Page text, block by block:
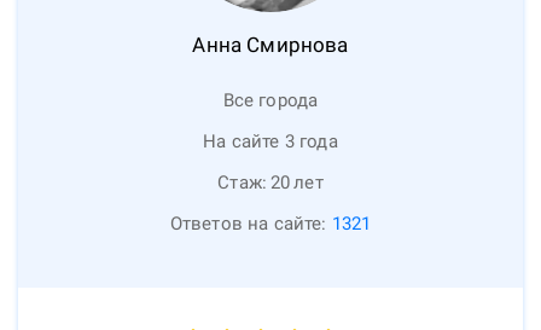
Анна Смирнова
Все города
На сайте 3 года
Стаж: 20лет
Ответов на сайте: 1321